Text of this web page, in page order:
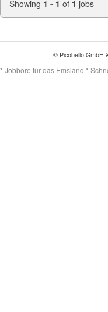
Showing 1 - 1 of 1 jobs
© Picobello GmbH
* Jobböre für das Emsland *